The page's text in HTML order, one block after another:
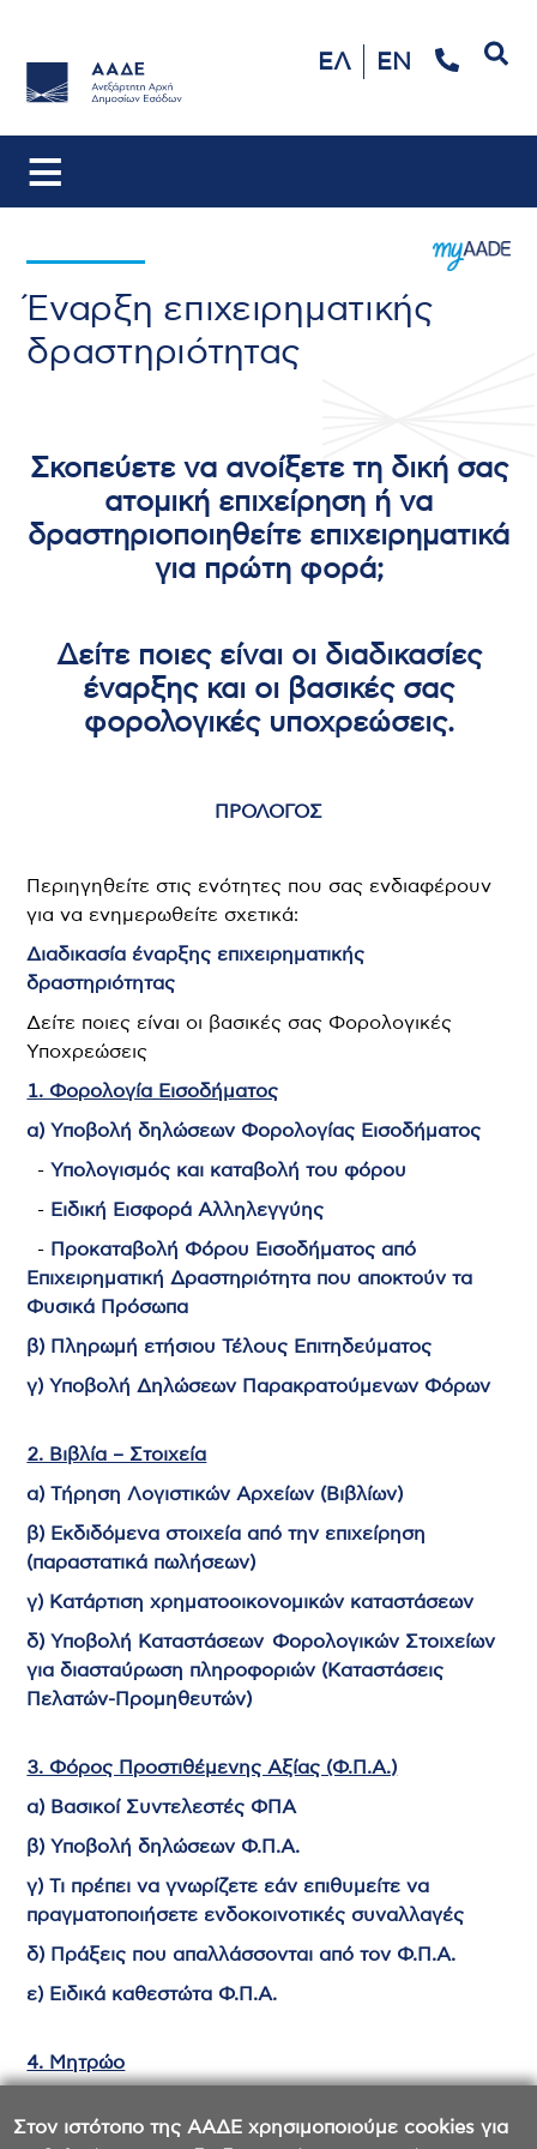
Στον ιστότοπο της ΑΑΔΕ χρησιμοποιούμε cookies για
ΕΛ EN
Έναρξη επιχειρηματικής
δραστηριότητας
Σκοπεύετε να ανοίξετε τη δική σας
ατομική επιχείρηση ή να
δραστηριοποιηθείτε επιχειρηματικά
για πρώτη φορά;
Δείτε ποιες είναι οι διαδικασίες
έναρξης και οι βασικές σας
φορολογικές υποχρεώσεις.
ΠΡΟΛΟΓΟΣ
Περιηγηθείτε στις ενότητες που σας ενδιαφέρουν
για να ενημερωθείτε σχετικά:
Διαδικασία έναρξης επιχειρηματικής
δραστηριότητας
Δείτε ποιες είναι οι βασικές σας Φορολογικές
Υποχρεώσεις
1. Φορολογία Εισοδήματος
α) Υποβολή δηλώσεων Φορολογίας Εισοδήματος
-Υπολογισμός και καταβολή του φόρου
- Ειδική Εισφορά Αλληλεγγύης
- Προκαταβολή Φόρου Εισοδήματος από
Επιχειρηματική Δραστηριότητα που αποκτούν τα
Φυσικά Πρόσωπα
β) Πληρωμή ετήσιου Τέλους Επιτηδεύματος
γ) Υποβολή Δηλώσεων Παρακρατούμενων Φόρων
2. Βιβλία – Στοιχεία
α) Τήρηση Λογιστικών Αρχείων (Βιβλίων)
β) Εκδιδόμενα στοιχεία από την επιχείρηση
(παραστατικά πωλήσεων)
γ) Κατάρτιση χρηματοοικονομικών καταστάσεων
δ) Υποβολή Καταστάσεων Φορολογικών Στοιχείων
για διασταύρωση πληροφοριών (Καταστάσεις
Πελατών-Προμηθευτών)
3. Φόρος Προστιθέμενης Αξίας (Φ.Π.Α.)
α) Βασικοί Συντελεστές ΦΠΑ
β) Υποβολή δηλώσεων Φ.Π.Α.
γ) Τι πρέπει να γνωρίζετε εάν επιθυμείτε να
πραγματοποιήσετε ενδοκοινοτικές συναλλαγές
δ) Πράξεις που απαλλάσσονται από τον Φ.Π.Α.
ε) Ειδικά καθεστώτα Φ.Π.Α.
4. Μητρώο
Είναι σημαντικό να γνωρίζετε ότι…